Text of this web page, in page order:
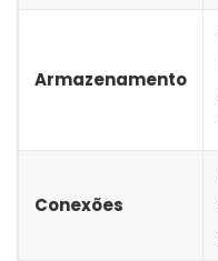
Armazenamento
Conexões